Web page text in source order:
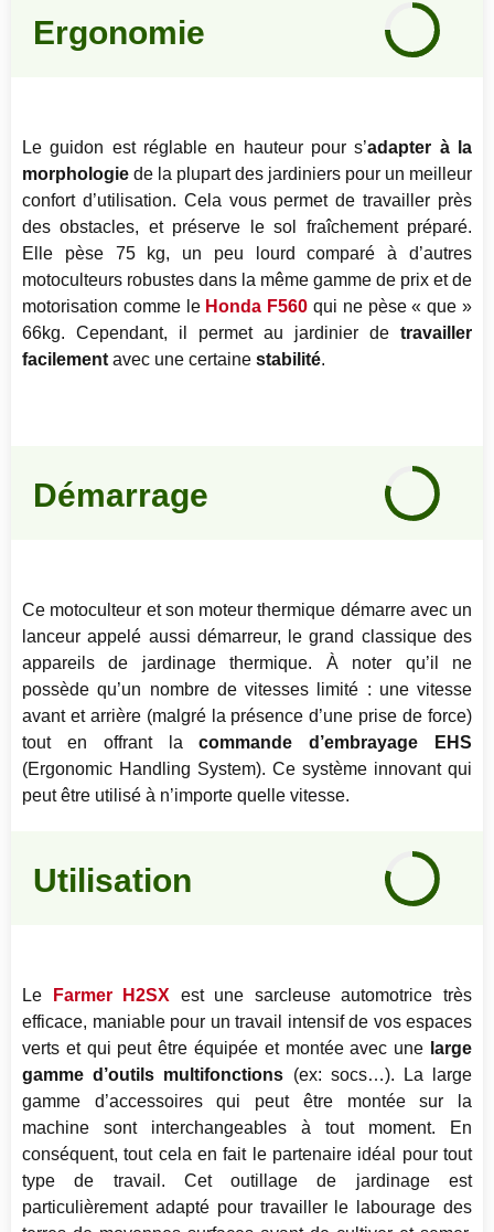
Ergonomie
avis
75%
Le guidon est réglable en hauteur pour s’adapter à la
morphologie de la plupart des jardiniers pour un meilleur
confort d’utilisation. Cela vous permet de travailler près
des obstacles, et préserve le sol fraîchement préparé.
Elle pèse 75 kg, un peu lourd comparé à d’autres
motoculteurs robustes dans la même gamme de prix et de
motorisation comme le Honda F560 qui ne pèse « que »
66kg. Cependant, il permet au jardinier de travailler
facilement avec une certaine stabilité.
Démarrage
avis
80%
Ce motoculteur et son moteur thermique démarre avec un
lanceur appelé aussi démarreur, le grand classique des
appareils de jardinage thermique. À noter qu’il ne
possède qu’un nombre de vitesses limité : une vitesse
avant et arrière (malgré la présence d’une prise de force)
tout en offrant lacommande d’embrayage EHS
(Ergonomic Handling System). Ce système innovant qui
peut être utilisé à n’importe quelle vitesse.
Utilisation
avis
80%
Le Farmer H2SX est une sarcleuse automotrice très
efficace, maniable pour un travail intensif de vos espaces
verts et qui peut être équipée et montée avec une large
gamme d’outils multifonctions (ex: socs…). La large
gamme d’accessoires qui peut être montée sur la
machine sont interchangeables à tout moment. En
conséquent, tout cela en fait le partenaire idéal pour tout
type de travail. Cet outillage de jardinage est
particulièrement adapté pour travailler le labourage des